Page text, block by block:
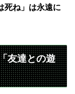
死ね」は永遠に
友達との遊